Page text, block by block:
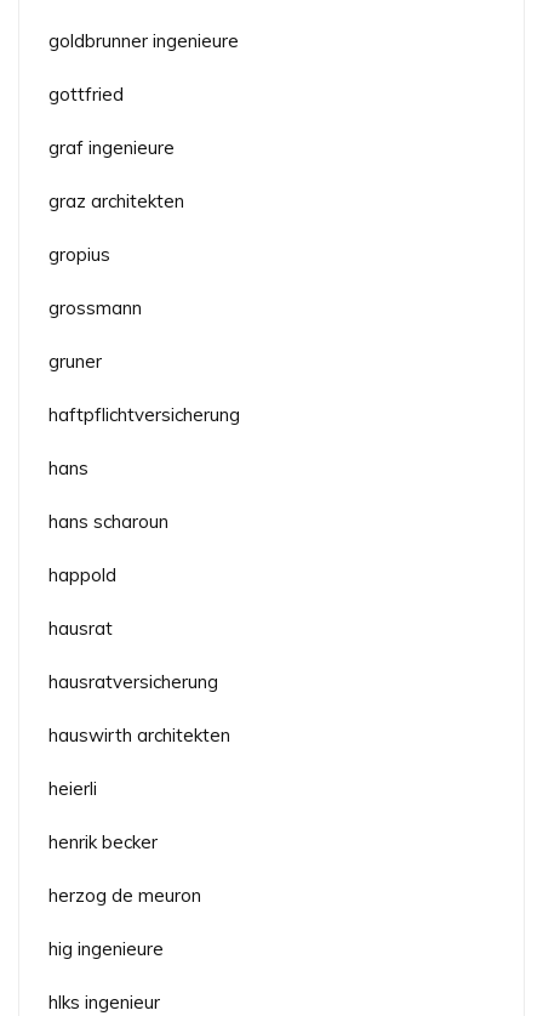
goldbrunner ingenieure
gottfried
graf ingenieure
graz architekten
gropius
grossmann
gruner
haftpflichtversicherung
hans
hans scharoun
happold
hausrat
hausratversicherung
hauswirth architekten
heierli
henrik becker
herzog de meuron
hig ingenieure
hlks ingenieur